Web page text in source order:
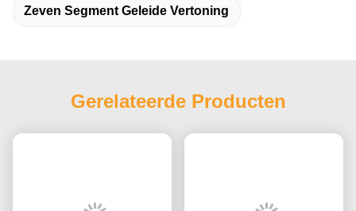
Zeven Segment Geleide Vertoning
Gerelateerde Producten